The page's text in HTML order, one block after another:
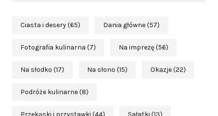
Ciasta i desery(65) Dania główne(57)
Fotografia kulinarna (7) Na imprezę(56)
Na słodko (17) Na słono (15) Okazje(22)
Podróże kulinarne(8)